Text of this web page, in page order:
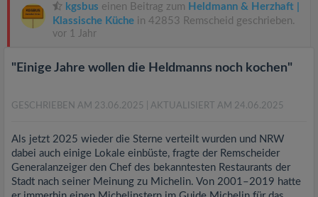
kgsbus einen Beitrag zum Heldmann & Herzhaft |
Klassische Küche in 42853 Remscheid geschrieben.
vor 1 Jahr
"Einige Jahre wollen die Heldmanns noch kochen"
GESCHRIEBEN AM 23.06.2025 | AKTUALISIERT AM 24.06.2025
Als jetzt 2025 wieder die Sterne verteilt wurden und NRW
dabei auch einige Lokale einbüste, fragte der Remscheider
Generalanzeiger den Chef des bekanntesten Restaurants der
Stadt nach seiner Meinung zu Michelin. Von 2001–2019 hatte